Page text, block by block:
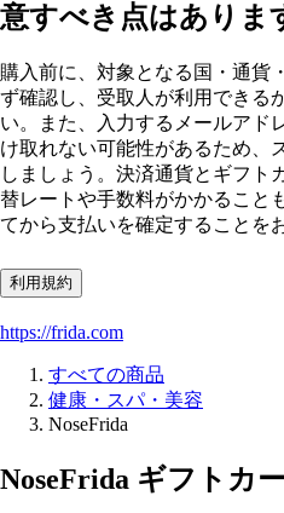
意すべき点はありま
購入前に、対象となる国・通貨
ず確認し、受取人が利用できる
い。また、入力するメールアド
け取れない可能性があるため、
しましょう。決済通貨とギフト
替レートや手数料がかかること
てから支払いを確定することを
利用規約
https://frida.com
すべての商品
健康・スパ・美容
NoseFrida
NoseFrida ギフトカ